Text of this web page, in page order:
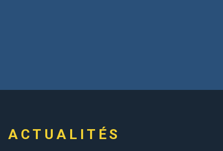
ACTUALITÉS